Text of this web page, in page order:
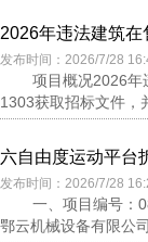
2026年违法建筑
发布时间：2026/7/28
项目概况2026年
1303获取招标文件，
六自由度运动平台
发布时间：2026/7/28
一、项目编号：
鄂云机械设备有限公